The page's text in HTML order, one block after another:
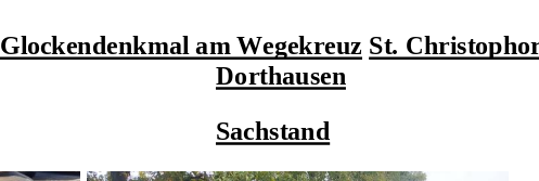
Glockendenkmal am Wegekreuz St.
Dorthausen
Sachstand